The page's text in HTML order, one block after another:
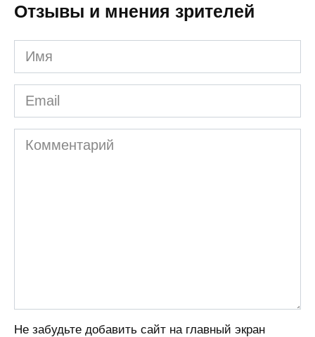
Отзывы и мнения зрителей
Имя
Email
Комментарий
Не забудьте добавить сайт на главный экран